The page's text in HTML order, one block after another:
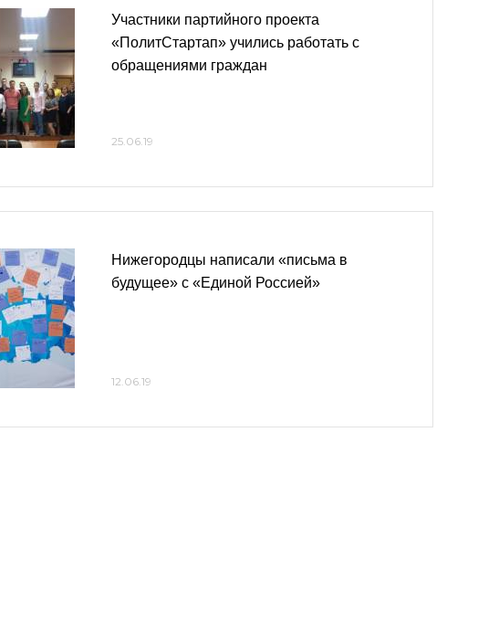
Участники партийного проекта
«ПолитСтартап» учились работать с
обращениями граждан
25.06.19
Нижегородцы написали «письма в
будущее» с «Единой Россией»
12.06.19